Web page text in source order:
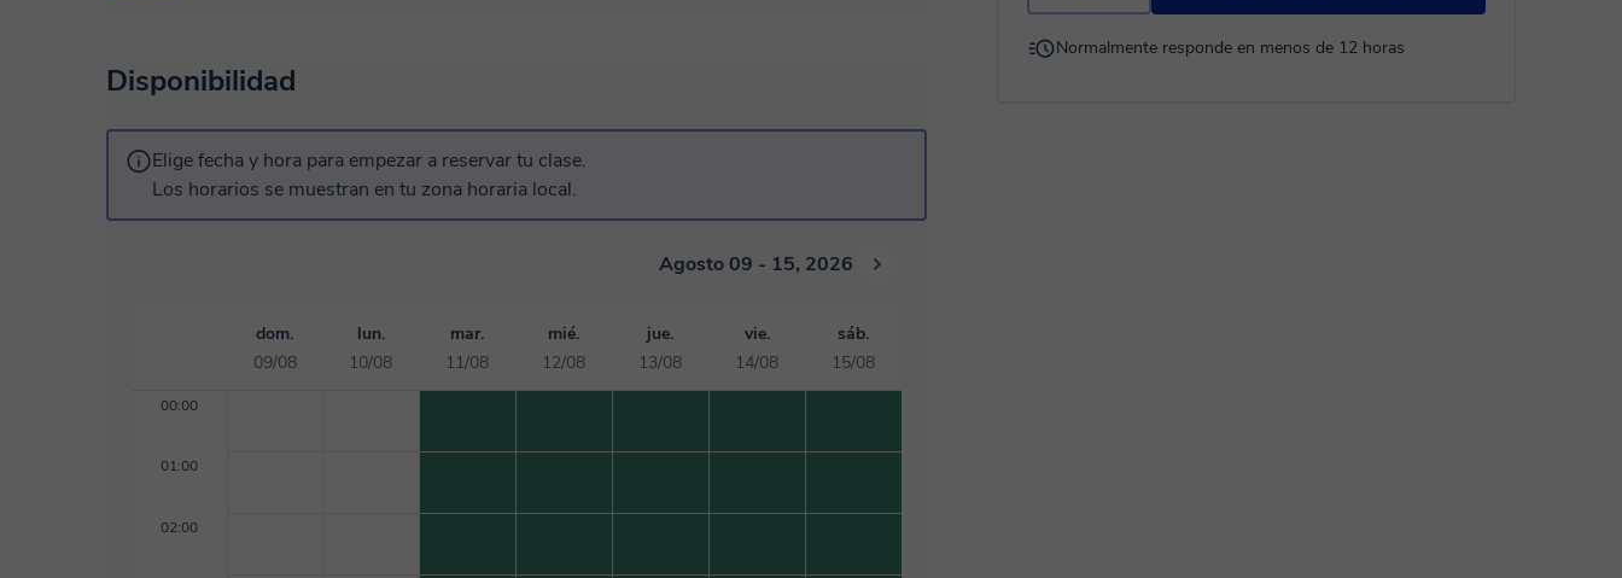
Normalmente responde en menos de 12 horas
qué". ¡Te invito a una clase de prueba para conocernos y diseñar juntos tu plan de aprendizaje!
Disponibilidad
Elige fecha y hora para empezar a reservar tu clase.
Los horarios se muestran en tu zona horaria local.
Agosto 09 - 15, 2026
dom.
09/08
lun.
10/08
mar.
11/08
mié.
12/08
jue.
13/08
vie.
14/08
sáb.
15/08
00:00
01:00
02:00